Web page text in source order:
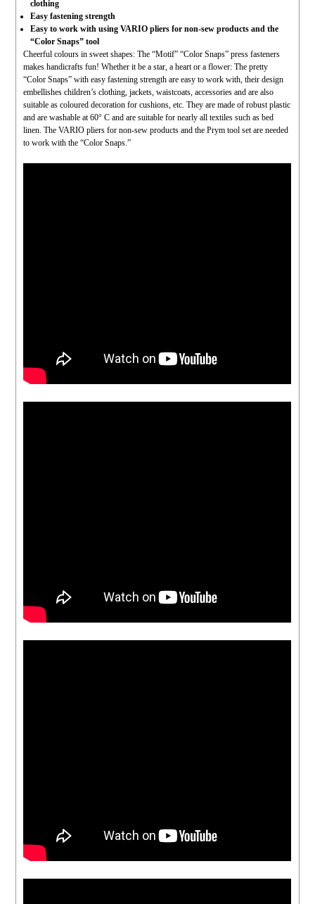
clothing
Easy fastening strength
Easy to work with using VARIO pliers for non-sew products and the
“Color Snaps” tool
Cheerful colours in sweet shapes: The “Motif” “Color Snaps” press fasteners
makes handicrafts fun! Whether it be a star, a heart or a flower: The pretty
“Color Snaps” with easy fastening strength are easy to work with, their design
embellishes children’s clothing, jackets, waistcoats, accessories and are also
suitable as coloured decoration for cushions, etc. They are made of robust plastic
and are washable at 60° C and are suitable for nearly all textiles such as bed
linen. The VARIO pliers for non-sew products and the Prym tool set are needed
to work with the “Color Snaps.”